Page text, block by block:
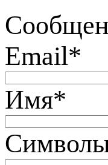
Email*
Имя*